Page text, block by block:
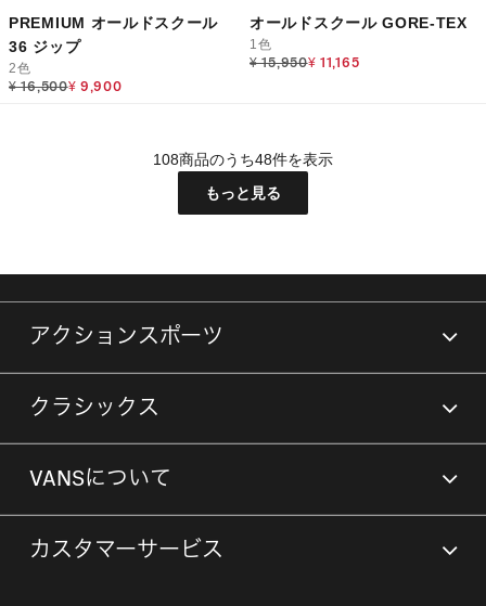
PREMIUM オールドスクール
36 ジップ
2色
Price reduced from
¥ 16,500to
¥ 9,900
オールドスクール GORE-TEX
1色
Price reduced from
¥ 15,950to
¥ 11,165
108商品のうち48件を表示
もっと見る
アクションスポーツ
クラシックス
VANSについて
カスタマーサービス